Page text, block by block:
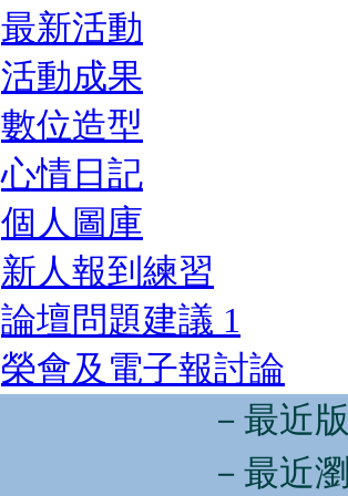
最新活動
活動成果
數位造型
心情日記
個人圖庫
新人報到練習
論壇問題建議 1
榮會及電子報討論
－最近
－最近